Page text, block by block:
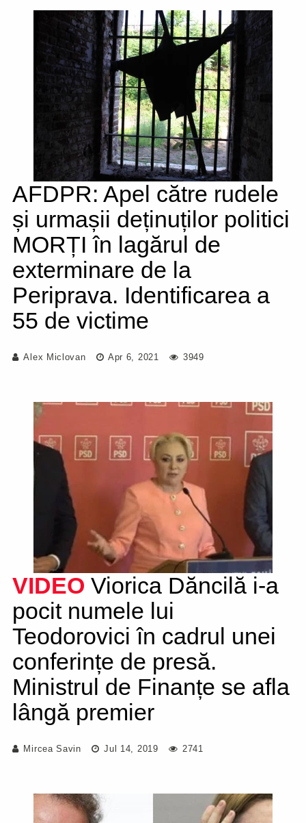
AFDPR: Apel către rudele
și urmașii deținuților politici
MORȚI în lagărul de
exterminare de la
Periprava. Identificarea a
55 de victime
Alex Miclovan Apr 6, 2021 3949
VIDEO Viorica Dăncilă i-a
pocit numele lui
Teodorovici în cadrul unei
conferințe de presă.
Ministrul de Finanțe se afla
lângă premier
Mircea Savin Jul 14, 2019 2741